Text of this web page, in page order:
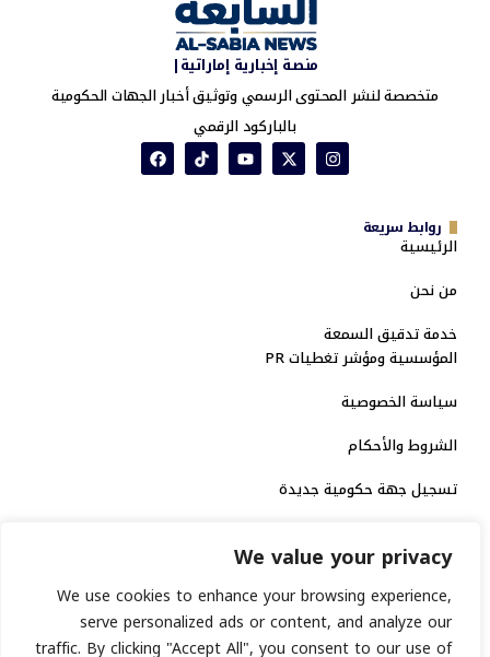
We value your privacy
We use cookies to enhance your browsing experience,
serve personalized ads or content, and analyze our
traffic. By clicking "Accept All", you consent to our use of
منصة إخبارية إماراتية|
متخصصة لنشر المحتوى الرسمي وتوثيق أخبار الجهات الحكومية
بالباركود الرقمي
روابط سريعة
الرئيسية
من نحن
خدمة تدقيق السمعة
المؤسسية ومؤشر تغطيات PR
سياسة الخصوصية
الشروط والأحكام
تسجيل جهة حكومية جديدة
منصة إخبارية مرخصة
انشر خبرك